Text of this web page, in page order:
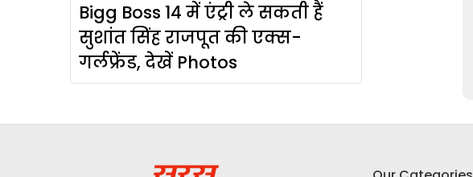
Bigg Boss 14 में एंट्री ले सकती हैं
सुशांत सिंह राजपूत की एक्स-
गर्लफ्रेंड, देखें Photos